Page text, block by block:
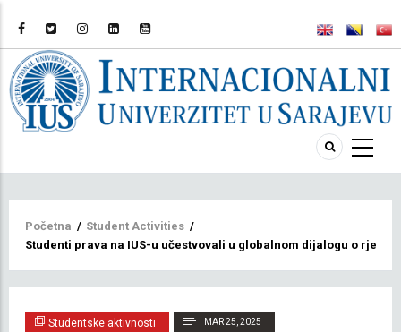
Breadcrumb
Početna / Student Activities /
Studenti prava na IUS-u učestvovali u globalnom dijalogu o
Studentske aktivnosti MAR 25, 2025